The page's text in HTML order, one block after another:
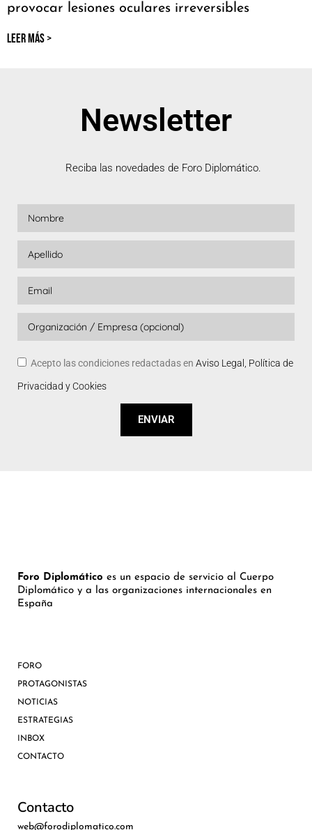
provocar lesiones oculares irreversibles
LEER MÁS >
Newsletter
Reciba las novedades de Foro Diplomático.
Acepto las condiciones redactadas en Aviso Legal, Política de
Privacidad y Cookies
ENVIAR
Foro Diplomático es un espacio de servicio al Cuerpo
Diplomático y a las organizaciones internacionales en
España
FORO
PROTAGONISTAS
NOTICIAS
ESTRATEGIAS
INBOX
CONTACTO
Contacto
web@forodiplomatico.com